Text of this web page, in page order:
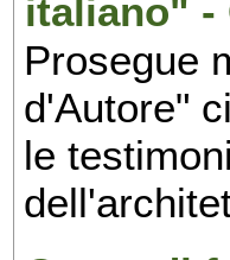
italiano" -
Prosegue
d'Autore"
le